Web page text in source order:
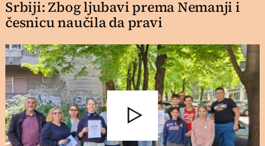
Srbiji: Zbog ljubavi prema Nemanji i
česnicu naučila da pravi